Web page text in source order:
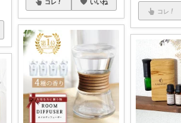
コレ いいね
コレ